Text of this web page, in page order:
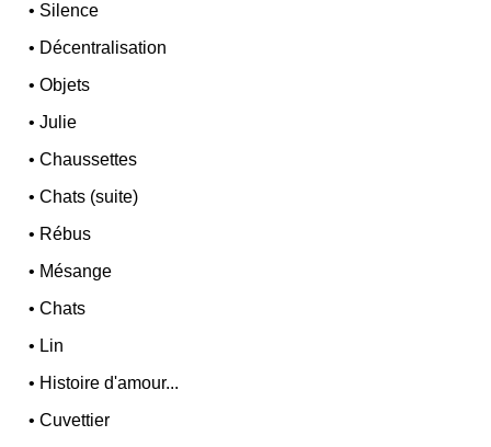
• Silence
• Décentralisation
•Objets
•Julie
•Chaussettes
•Chats (suite)
• Rébus
• Mésange
•Chats
• Lin
• Histoire d'amour...
•Cuvettier